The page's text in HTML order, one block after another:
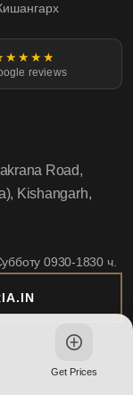
reviews
Road,
Kishangarh,
0930-1830 ч.
Get Prices